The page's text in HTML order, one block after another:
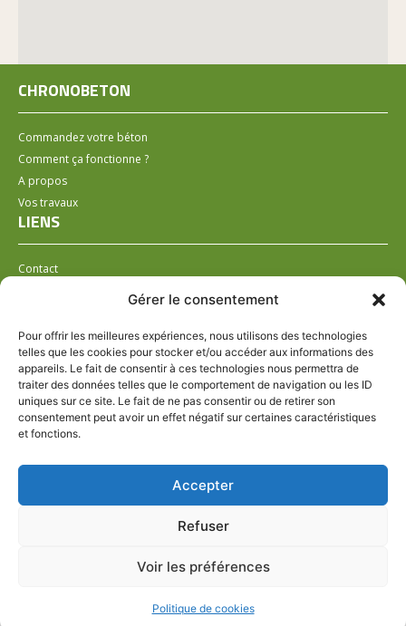
Gérer le consentement
Pour offrir les meilleures expériences, nous utilisons des technologies
telles que les cookies pour stocker et/ou accéder aux informations des
appareils. Le fait de consentir à ces technologies nous permettra de
traiter des données telles que le comportement de navigation ou les ID
uniques sur ce site. Le fait de ne pas consentir ou de retirer son
consentement peut avoir un effet négatif sur certaines caractéristiques
et fonctions.
Accepter
Refuser
Voir les préférences
Politique de cookies
CHRONOBETON
Commandez votre béton
Comment ça fonctionne ?
A propos
Vos travaux
LIENS
Contact
Mentions légales
Conditions générales de ventes
Politique de confidentialité
Politique de cookies (UE)
HORAIRES VARIABLES SUIVANT LE POINT DE
DISTRIBUTION
PAIEMENT SÉCURISÉ
00022 | Création de sites internet :Déclic Communication